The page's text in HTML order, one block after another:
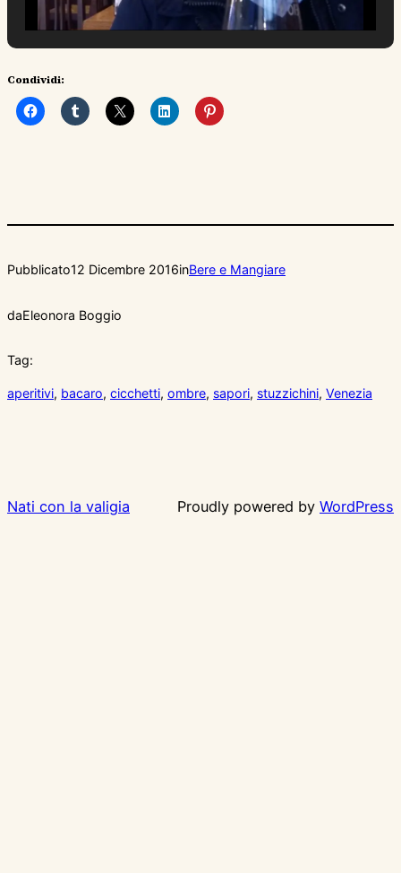
Condividi:
Pubblicato12 Dicembre 2016inBere e Mangiare
daEleonora Boggio
Tag:
aperitivi, bacaro, cicchetti, ombre, sapori, stuzzichini, Venezia
Nati con la valigia Proudly powered by WordPress